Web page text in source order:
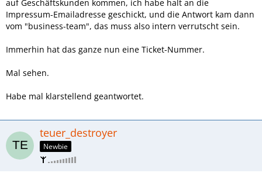
auf Geschäftskunden kommen, ich habe halt an die
Impressum-Emailadresse geschickt, und die Antwort kam dann
vom "business-team", das muss also intern verrutscht sein.
Immerhin hat das ganze nun eine Ticket-Nummer.
Mal sehen.
Habe mal klarstellend geantwortet.
teuer_destroyer
Newbie